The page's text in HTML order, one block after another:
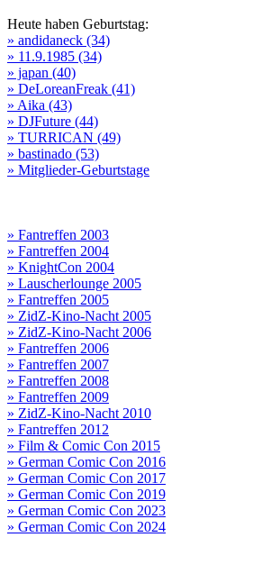
Heute haben Geburtstag:
» andidaneck (34)
» 11.9.1985 (34)
» japan (40)
» DeLoreanFreak (41)
» Aika (43)
» DJFuture (44)
» TURRICAN (49)
» bastinado (53)
» Mitglieder-Geburtstage
» Fantreffen 2003
» Fantreffen 2004
» KnightCon 2004
» Lauscherlounge 2005
» Fantreffen 2005
» ZidZ-Kino-Nacht 2005
» ZidZ-Kino-Nacht 2006
» Fantreffen 2006
» Fantreffen 2007
» Fantreffen 2008
» Fantreffen 2009
» ZidZ-Kino-Nacht 2010
» Fantreffen 2012
» Film & Comic Con 2015
» German Comic Con 2016
» German Comic Con 2017
» German Comic Con 2019
» German Comic Con 2023
» German Comic Con 2024